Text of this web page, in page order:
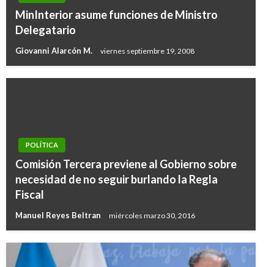
MinInterior asume funciones de Ministro
Delegatario
Giovanni Alarcón M. viernes septiembre 19, 2008
POLÍTICA
Comisión Tercera previene al Gobierno sobre
necesidad de no seguir burlando la Regla
Fiscal
Manuel Reyes Beltran miércoles marzo 30, 2016